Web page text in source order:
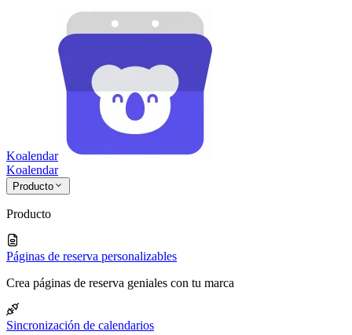
Koalendar
Koalendar
Producto
Producto
Páginas de reserva personalizables
Crea páginas de reserva geniales con tu marca
Sincronización de calendarios